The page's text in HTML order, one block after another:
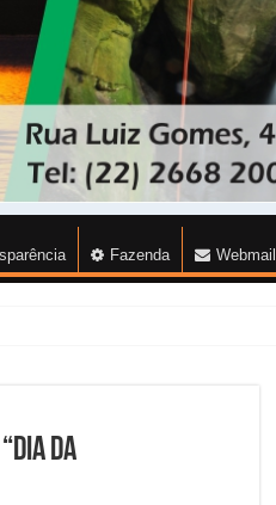
Fazenda Webmail
da